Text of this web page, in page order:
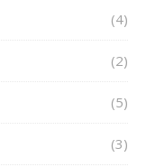
(4)
(2)
(5)
(3)